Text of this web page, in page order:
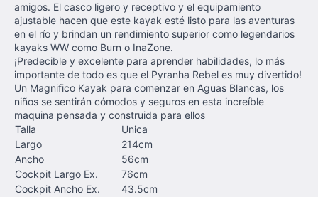
amigos. El casco ligero y receptivo y el equipamiento
ajustable hacen que este kayak esté listo para las aventuras
en el río y brindan un rendimiento superior como legendarios
kayaks WW como Burn o InaZone.
¡Predecible y excelente para aprender habilidades, lo más
importante de todo es que el Pyranha Rebel es muy divertido!
Un Magnifico Kayak para comenzar en Aguas Blancas, los
niños se sentirán cómodos y seguros en esta increíble
maquina pensada y construida para ellos
Talla
Unica
Largo
214cm
Ancho
56cm
Cockpit Largo Ex.
76cm
Cockpit Ancho Ex.
43.5cm